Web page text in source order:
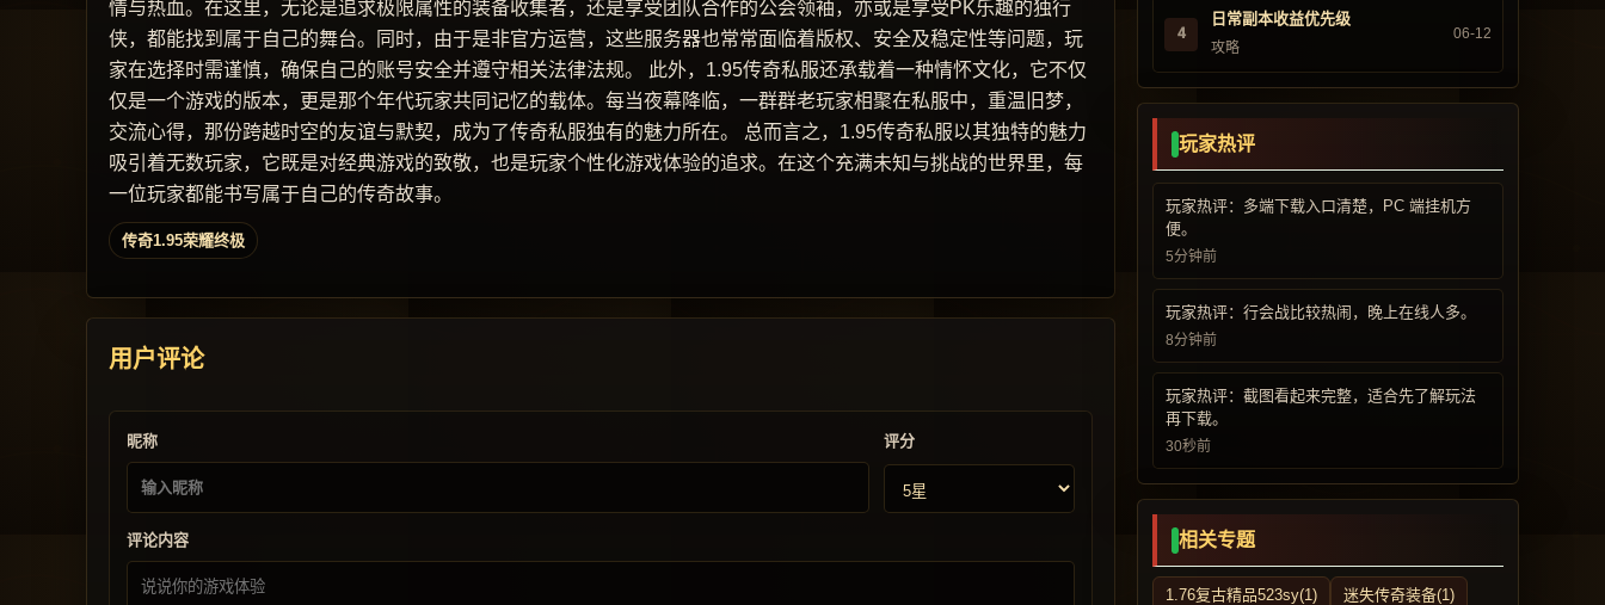
情与热血。在这里，无论是追求极限属性的装备收集者，还是享受团队合作的公会领袖，亦或是享受PK乐趣的独行
侠，都能找到属于自己的舞台。同时，由于是非官方运营，这些服务器也常常面临着版权、安全及稳定性等问题，玩
家在选择时需谨慎，确保自己的账号安全并遵守相关法律法规。 此外，1.95传奇私服还承载着一种情怀文化，它不仅
仅是一个游戏的版本，更是那个年代玩家共同记忆的载体。每当夜幕降临，一群群老玩家相聚在私服中，重温旧梦，
交流心得，那份跨越时空的友谊与默契，成为了传奇私服独有的魅力所在。 总而言之，1.95传奇私服以其独特的魅力
吸引着无数玩家，它既是对经典游戏的致敬，也是玩家个性化游戏体验的追求。在这个充满未知与挑战的世界里，每
一位玩家都能书写属于自己的传奇故事。
传奇1.95荣耀终极
用户评论
昵称 评分
评论内容
4
日常副本收益优先级
攻略
06-12
玩家热评
玩家热评：多端下载入口清楚，PC 端挂机方
便。
5分钟前
玩家热评：行会战比较热闹，晚上在线人多。
8分钟前
玩家热评：截图看起来完整，适合先了解玩法
再下载。
30秒前
相关专题
1.76复古精品523sy(1)
迷失传奇装备(1)